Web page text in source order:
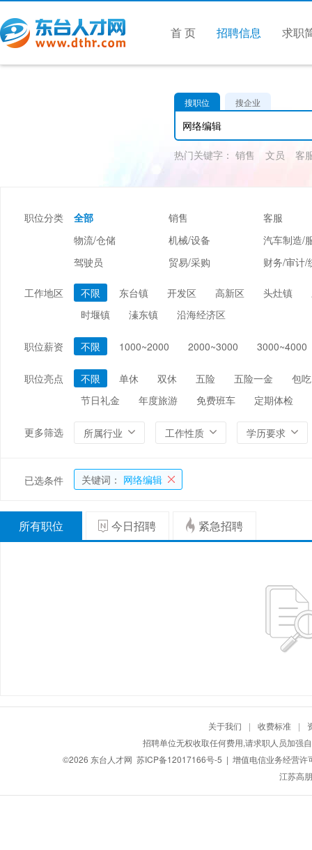
首 页 招聘信息 求职
搜职位 搜企业
热门关键字： 销售 文员 客
职位分类 全部 销售
客服
物流/仓储
机械/设备
汽车制造/
驾驶员
贸易/采购
财务/审计/
美容/美发
市场/媒介/公关
广告/会展/咨询
能源/电力/矿产
环保
工作地区 不限 东台镇 开发区 高新区 头灶镇
时堰镇
溱东镇 沿海经济区
职位薪资 不限 1000~2000 2000~3000 3000~4000
职位亮点 不限 单休 双休 五险 五险一金
包吃
节日礼金
年度旅游 免费班车 定期体检
更多筛选 所属行业 工作性质 学历要求
已选条件 关键词： 网络编辑
所有职位 今日招聘 紧急招聘
关于我们 | 收费标准 |
招聘单位无权收取任何费用,请求职人员加强
©2026 东台人才网 苏ICP备12017166号-5 | 增值电信业务经营
江苏高